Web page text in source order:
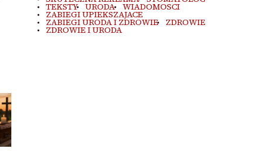
TEKSTY URODA WIADOMOSCI
ZABIEGI UPIEKSZAJACE
ZABIEGI URODA I ZDROWIE ZDROWIE
ZDROWIE I URODA